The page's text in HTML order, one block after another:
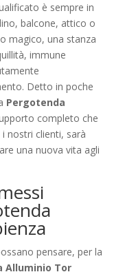
è sempre in
balcone, attico o
magico, una stanza
immune
Detto in poche
Pergotenda
completo che
nostri clienti, sarà
una nuova vita agli
pensare, per la
Alluminio Tor